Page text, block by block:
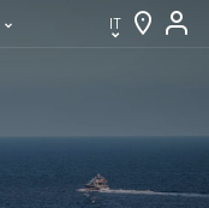
IT
FR
DE